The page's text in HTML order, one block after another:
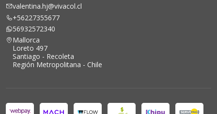
valentina.hj@vivacol.cl
+56227355677
56932572340
Mallorca
Loreto 497
Santiago - Recoleta
Región Metropolitana - Chile